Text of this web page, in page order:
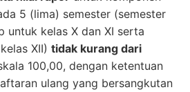
5 (lima) semester (semester
untuk kelas X dan XI serta
XII) tidak kurang dari
100,00, dengan ketentuan
ulang yang bersangkutan